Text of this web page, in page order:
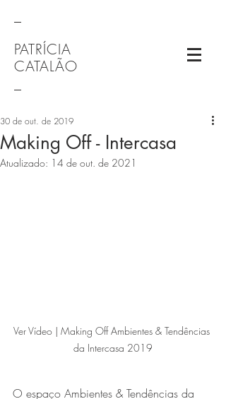
PATRÍCIA
CATALÃO
Making Off - Intercasa
30 de out. de 2019
Atualizado: 14 de out. de 2021
Ver Vídeo | Making Off Ambientes & Tendências
da Intercasa 2019
O espaço Ambientes & Tendências da